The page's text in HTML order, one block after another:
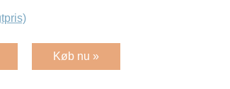
Køb nu »